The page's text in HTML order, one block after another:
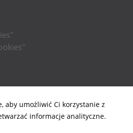
aby umożliwić Ci korzystanie z
informacje analityczne.